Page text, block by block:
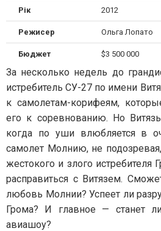
Рік 2012
Режисер Ольга Лопато
Бюджет $3 500 000
За несколько недель до
истребитель СУ-27 по имени
к самолетам-корифеям,
его к соревнованию. Но
когда по уши влюбляется в
самолет Молнию, не
жестокого и злого истребителя
расправиться с Витязем.
любовь Молнии? Успеет ли
Грома? И главное — станет
авиашоу?